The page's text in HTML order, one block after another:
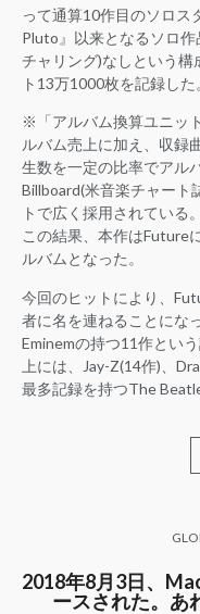
って通算10作目のソロ
Pluto』以来となるソロ
チャリング)なしという構
ト13万1000枚を記録した
※「アルバム換算ユニッ
ルバム売上に加え、収録
生数を一定の比率でアル
Billboard(米音楽チャート
トで広く採用されている。
この結果、本作はFuture
ルバムとなった。
今回のヒットにより、
者に名を連ねることにな
Eminemの持つ11作とい
上には、Jay-Z(14作)、
最多記録を持つThe
2018年8月3日、
ースされた。あ